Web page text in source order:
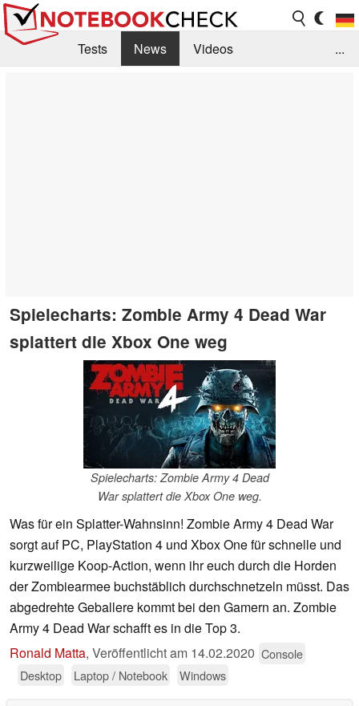
Tests News
Videos
...
Spielecharts: Zombie Army 4 Dead War
splattert die Xbox One weg
Spielecharts: Zombie Army 4 Dead
War splattert die Xbox One weg.
Was für ein Splatter-Wahnsinn! Zombie Army 4 Dead War
sorgt auf PC, PlayStation 4 und Xbox One für schnelle und
kurzweilige Koop-Action, wenn ihr euch durch die Horden
der Zombiearmee buchstäblich durchschnetzeln müsst. Das
abgedrehte Geballere kommt bei den Gamern an. Zombie
Army 4 Dead War schafft es in die Top 3.
Ronald Matta, Veröffentlicht am 14.02.2020 Console
Desktop
Laptop / Notebook Windows